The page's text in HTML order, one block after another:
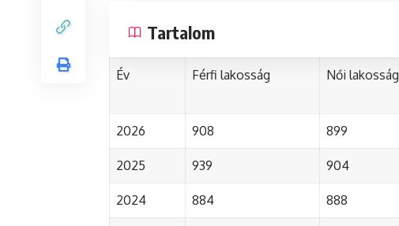
Tartalom
Év Férfi lakosság Női lakosság
2026 908 899
2025 939 904
2024 884 888